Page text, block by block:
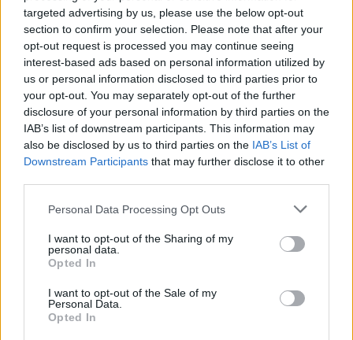
targeted advertising by us, please use the below opt-out
section to confirm your selection. Please note that after your
opt-out request is processed you may continue seeing
interest-based ads based on personal information utilized by
us or personal information disclosed to third parties prior to
your opt-out. You may separately opt-out of the further
disclosure of your personal information by third parties on the
IAB’s list of downstream participants. This information may
also be disclosed by us to third parties on the IAB’s List of
Downstream Participants that may further disclose it to other
Personal Data Processing Opt Outs
I want to opt-out of the Sharing of my
personal data.
Opted In
I want to opt-out of the Sale of my
Personal Data.
Opted In
bezwzględnie skonsultować się z lekarzem.
POWIĄZANE DYSKUSJE NA FORUM Z
KATEGORII NADCIŚNIENIE
gość
Forum:Inne choroby związane z ciśnieniem
Sildenafil a zaburzenia erekcji
Czy taki sildenafil może mieć negatywny wpływ dla
osoby która leczy się na nadciśnienie tętnicze?